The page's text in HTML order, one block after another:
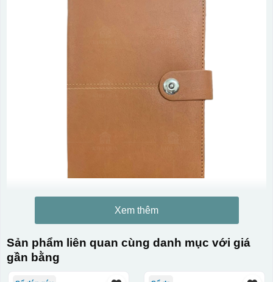
Xem thêm
Sản phẩm liên quan cùng danh mục với giá
gần bằng